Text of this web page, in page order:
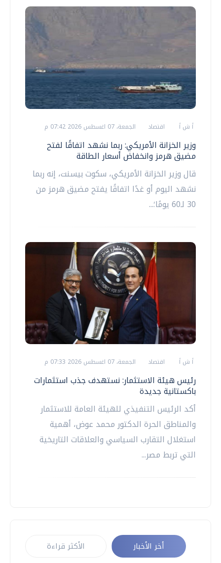
أ ش أ اقتصاد الجمعة، 07 اغسطس 2026 07:42 م
وزير الخزانة الأمريكي: ربما نشهد اتفاقًا لفتح
مضيق هرمز وانخفاض أسعار الطاقة
قال وزير الخزانة الأمريكي، سكوت بيسنت، إنه ربما
نشهد اليوم أو غدًا اتفاقًا يفتح مضيق هرمز من
30 لـ60 يومًا؛...
أ ش أ اقتصاد الجمعة، 07 اغسطس 2026 07:33 م
رئيس هيئة الاستثمار: نستهدف جذب استثمارات
باكستانية جديدة
أكد الرئيس التنفيذي للهيئة العامة للاستثمار
والمناطق الحرة الدكتور محمد عوض، أهمية
استغلال التقارب السياسي والعلاقات التاريخية
التي تربط مصر...
أخر الأخبار الأكثر قراءة